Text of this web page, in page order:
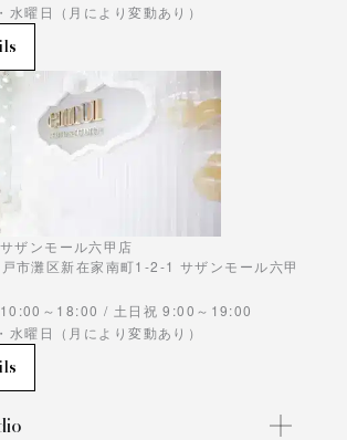
水曜日（月により変動あり）
ザンモール六甲店
市灘区新在家南町1-2-1 サザンモール六甲
～18:00 / 土日祝 9:00～19:00
水曜日（月により変動あり）